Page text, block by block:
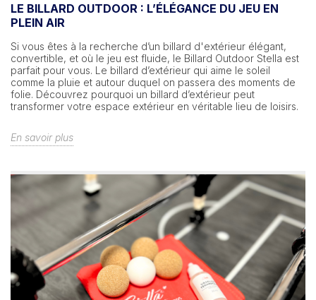
LE BILLARD OUTDOOR : L’ÉLÉGANCE DU JEU EN
PLEIN AIR
Si vous êtes à la recherche d’un billard d'extérieur élégant,
convertible, et où le jeu est fluide, le Billard Outdoor Stella est
parfait pour vous. Le billard d’extérieur qui aime le soleil
comme la pluie et autour duquel on passera des moments de
folie. Découvrez pourquoi un billard d’extérieur peut
transformer votre espace extérieur en véritable lieu de loisirs.
En savoir plus